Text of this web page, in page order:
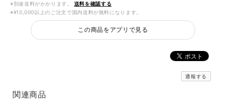
※別途送料がかかります。
送料を確認する
※¥10,000以上のご注文で国内送料が無料になります。
この商品をアプリで見る
通報する
関連商品